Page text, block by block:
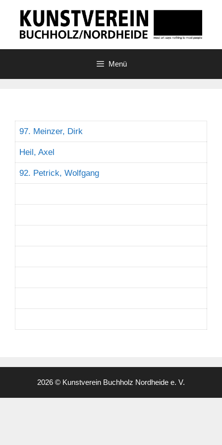
springen
Menü
97. Meinzer, Dirk
Heil, Axel
92. Petrick, Wolfgang
2026 © Kunstverein Buchholz Nordheide e. V.